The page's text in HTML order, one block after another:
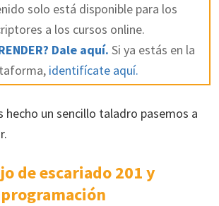
solo está disponible para los
a los cursos online.
Dale aquí. Si ya estás en la
identifícate aquí.
hecho un sencillo taladro pasemos a
de escariado 201 y